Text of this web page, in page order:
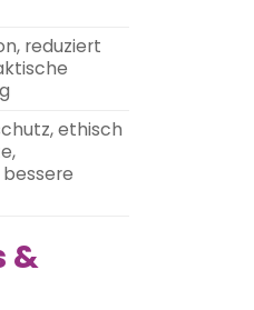
reduziert
ethisch
&